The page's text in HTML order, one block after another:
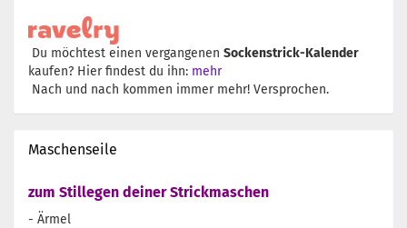
Du möchtest einen vergangenen Sockenstrick-Kalender
kaufen? Hier findest du ihn: mehr
Nach und nach kommen immer mehr! Versprochen.
Maschenseile
zum Stillegen deiner Strickmaschen
- Ärmel